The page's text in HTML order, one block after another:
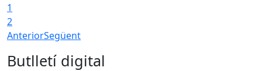
1
2
AnteriorSegüent
Butlletí digital